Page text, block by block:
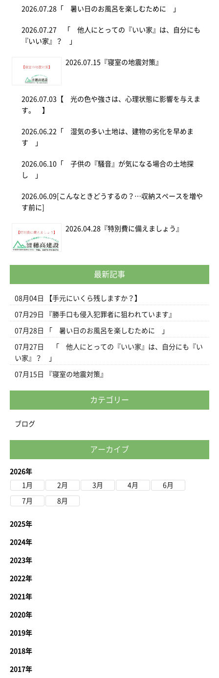
2026.07.28 「 暑い日のお風呂を楽しむために 」
2026.07.27 「 他人にとっての『いい家』は、自分にも
『いい家』？ 」
2026.07.15 『寝室の地震対策』
2026.07.03 【 光の色や強さは、心理状態に影響を与えま
す。 】
2026.06.22 「 湿気の多い土地は、建物の劣化を早めま
す 」
2026.06.10 「 子供の『騒音』が気になる場合の土地探
し 」
2026.06.09 [こんなときどうするの？…収納スペースを増や
す前に]
2026.04.28 『特別費に備えましょう』
最新記事
08月04日 【手元にいくら残しますか？】
07月29日 『勝手口も侵入犯罪者に狙われています』
07月28日 「 暑い日のお風呂を楽しむために 」
07月27日
「 他人にとっての『いい家』は、自分にも『い
い家』？ 」
07月15日 『寝室の地震対策』
カテゴリー
ブログ
アーカイブ
2026年
1月
2月 3月 4月 6月
7月 8月
2025年
2024年
2023年
2022年
2021年
2020年
2019年
2018年
2017年